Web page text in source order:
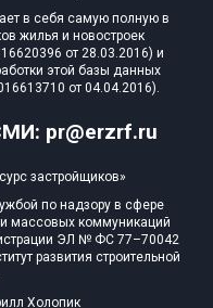
pr@erzrf.ru
в себя самую полную в
жилья и новостроек
от 28.03.2016) и
этой базы данных
от 04.04.2016).
застройщиков»
по надзору в сфере
массовых коммуникаций
ЭЛ № ФС 77–70042
развития строительной
Холопик